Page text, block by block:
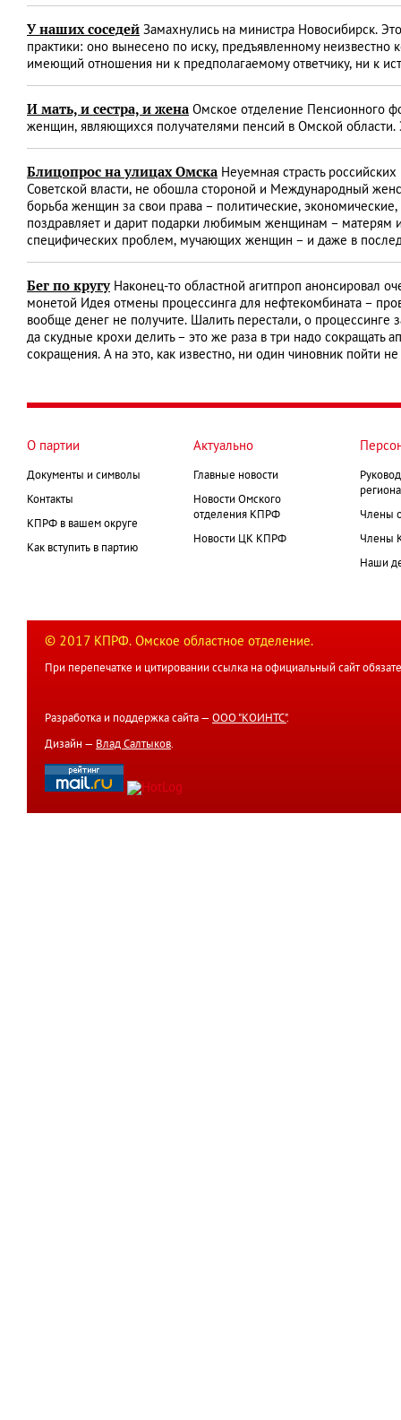
У наших соседей Замахнулись на министра Новосибирск.
практики: оно вынесено по иску, предъявленному
имеющий отношения ни к предполагаемому ответчику, ни к
И мать, и сестра, и жена Омское отделение Пенсионного
женщин, являющихся получателями пенсий в Омской
Блицопрос на улицах Омска Неуемная страсть
Советской власти, не обошла стороной и Международный
борьба женщин за свои права – политические,
поздравляет и дарит подарки любимым женщинам – матерям
специфических проблем, мучающих женщин – и даже в
Бег по кругуНаконец-то областной агитпроп анонсировал
монетой Идея отмены процессинга для нефтекомбината –
вообще денег не получите. Шалить перестали, о
да скудные крохи делить – это же раза в три надо сокращать
сокращения. А на это, как известно, ни один чиновник пойти
О партии
Документы и символы
Контакты
КПРФ в вашем округе
Как вступить в партию
Актуально
Главные новости
Новости Омского
отделения КПРФ
Новости ЦК КПРФ
Члены
Члены
Наши
© 2017 КПРФ. Омское областное отделение.
При перепечатке и цитировании ссылка на официальный сайт
Разработка и поддержка сайта — ООО "КОИНТС".
Дизайн — Влад Салтыков.